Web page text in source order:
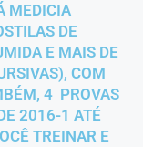
MEDICIA
DE
E MAIS DE
COM
4 PROVAS
2016-1 ATÉ
TREINAR E